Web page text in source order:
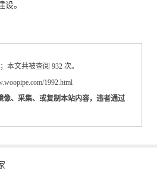
设。
本文共被查阅 932 次。
1992.html
像、采集、或复制本站内容，违者通过